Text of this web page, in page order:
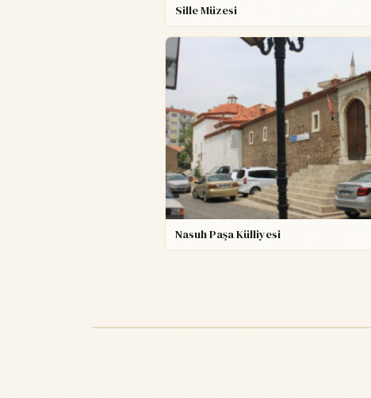
Sille Müzesi
Nasuh Paşa Külliyesi